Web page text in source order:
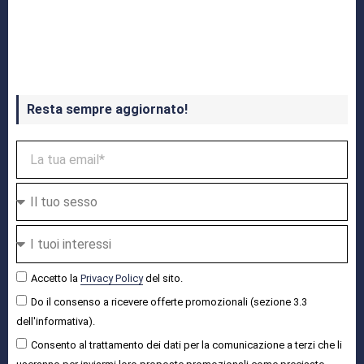
Resta sempre aggiornato!
Accetto la Privacy Policydel sito.
Do il consenso a ricevere offerte promozionali (sezione 3.3
dell'informativa).
Consento al trattamento dei dati per la comunicazione a terzi che li